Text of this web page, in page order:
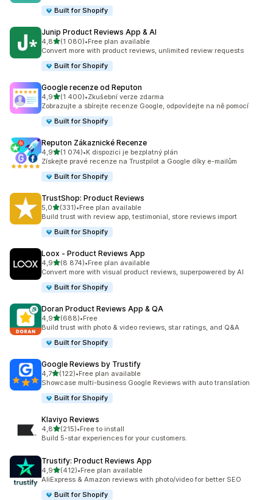
Built for Shopify
Junip Product Reviews App & AI
4,8z 5 hvězd
(1 080)
Celkový počet recenzí: 1080
•Free plan available
Convert more with product reviews, unlimited review requests
Built for Shopify
Google recenze od Reputon
4,9z 5 hvězd
(1 400)
Celkový počet recenzí: 1400
•Zkušební verze zdarma
Zobrazujte a sbírejte recenze Google, odpovídejte na ně pomocí
Built for Shopify
Reputon Zákaznické Recenze
4,9z 5 hvězd
(1 074)
Celkový počet recenzí: 1074
•K dispozici je bezplatný plán
Získejte pravé recenze na Trustpilot a Google díky e-mailům
Built for Shopify
TrustShop: Product Reviews
5,0z 5 hvězd
(331)
Celkový počet recenzí: 331
•Free plan available
Build trust with review app, testimonial, store reviews import
Built for Shopify
Loox ‑ Product Reviews App
4,9z 5 hvězd
(8 874)
Celkový počet recenzí: 8874
•Free plan available
Convert more with visual product reviews, superpowered by AI
Built for Shopify
Doran Product Reviews App & QA
4,9z 5 hvězd
(688)
Celkový počet recenzí: 688
•Free
Build trust with photo & video reviews, star ratings, and Q&A
Built for Shopify
Google Reviews by Trustify
4,7z 5 hvězd
(122)
Celkový počet recenzí: 122
•Free plan available
Showcase multi-business Google Reviews with auto translation
Built for Shopify
Klaviyo Reviews
4,8z 5 hvězd
(215)
Celkový počet recenzí: 215
•Free to install
Build 5-star experiences for your customers.
Trustify: Product Reviews App
4,9z 5 hvězd
(412)
Celkový počet recenzí: 412
•Free plan available
AliExpress & Amazon reviews with photo/video for better SEO
Built for Shopify